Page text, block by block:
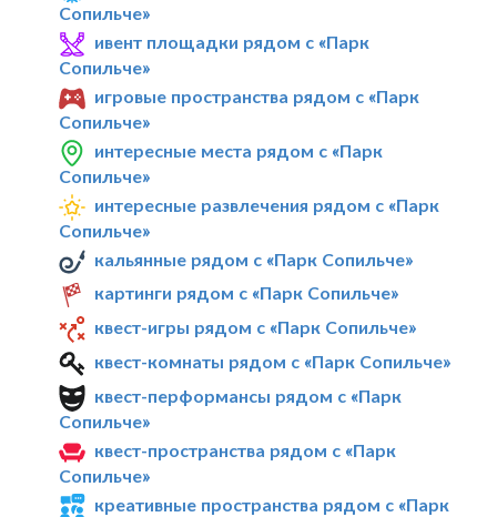
Сопильче»
ивент площадки рядом с «Парк
Сопильче»
игровые пространства рядом с «Парк
Сопильче»
интересные места рядом с «Парк
Сопильче»
интересные развлечения рядом с «Парк
Сопильче»
кальянные рядом с «Парк Сопильче»
картинги рядом с «Парк Сопильче»
квест-игры рядом с «Парк Сопильче»
квест-комнаты рядом с «Парк Сопильче»
квест-перформансы рядом с «Парк
Сопильче»
квест-пространства рядом с «Парк
Сопильче»
креативные пространства рядом с «Парк